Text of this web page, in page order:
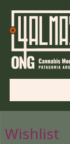
Wishlist